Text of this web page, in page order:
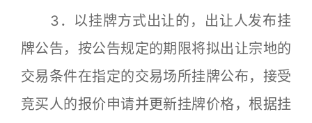
3．以挂牌方式出让的，出让人发布挂
牌公告，按公告规定的期限将拟出让宗地的
交易条件在指定的交易场所挂牌公布，接受
竞买人的报价申请并更新挂牌价格，根据挂